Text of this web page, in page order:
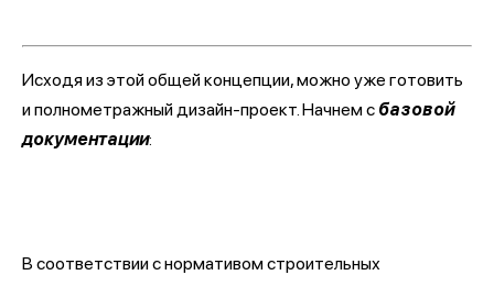
Исходя из этой общей концепции, можно уже готовить
и полнометражный дизайн-проект. Начнем с базовой
документации:
В соответствии с нормативом строительных